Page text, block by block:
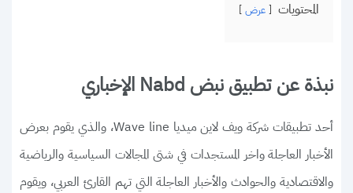
المحتويات عرض
نبذة عن تطبيق نبض Nabd الإخباري
أحد تطبيقات شركة ويف لاين ميديا Wave line، والذي يقوم بعرض
الأخبار العاجلة واخر المستجدات في شتى المجالات السياسية والرياضية
والاقتصادية والحوادث والأخبار العاجلة التي تهم القارئ العربي، ويقوم